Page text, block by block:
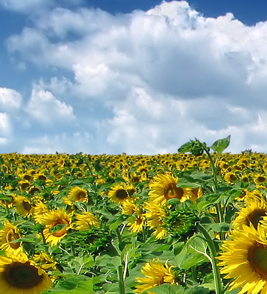
telefonszám:
Dr. Göllner
2081 Piliscsaba,
e-mail:
telefonszám:
adószám: